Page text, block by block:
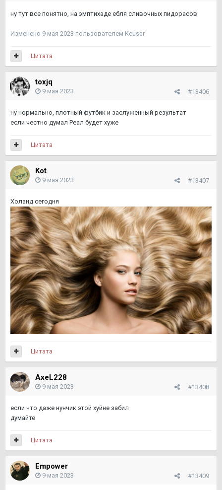
ну тут все понятно, на эмптихаде ебля сливочных пидорасов
Изменено 9 мая 2023 пользователем Keusar
Цитата
toxjq
#13406
9 мая 2023
ну нормально, плотный футбик и заслуженный результат
если честно думал Реал будет хуже
Цитата
Kot
#13407
9 мая 2023
Холанд сегодня
Цитата
AxeL228
#13408
9 мая 2023
если что даже нунчик этой хуйне забил
думайте
Цитата
Empower
#13409
9 мая 2023